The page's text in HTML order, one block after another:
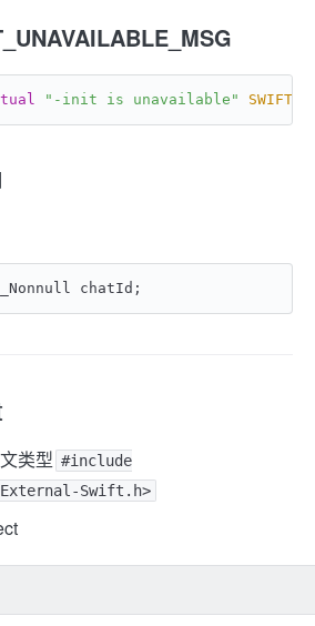
"-init is unavailable"
chatId;
类型 #include
Swift.h>